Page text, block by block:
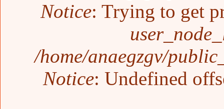
Notice: Trying to get
/home/anaegzgv/
Notice: Undefined